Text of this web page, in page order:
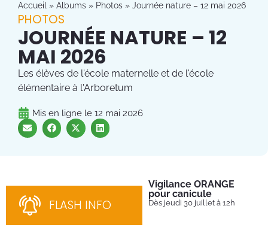
Accueil » Albums » Photos » Journée nature – 12 mai 2026
PHOTOS
JOURNÉE NATURE – 12
MAI 2026
Les élèves de l'école maternelle et de l'école
élémentaire à l'Arboretum
Mis en ligne le 12 mai 2026
FLASH INFO
Vigilance ORANGE
pour canicule
Dès jeudi 30 juillet à 12h